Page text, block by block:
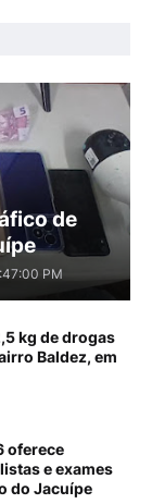
de
PM
kg de drogas
Baldez, em
oferece
e exames
do Jacuípe